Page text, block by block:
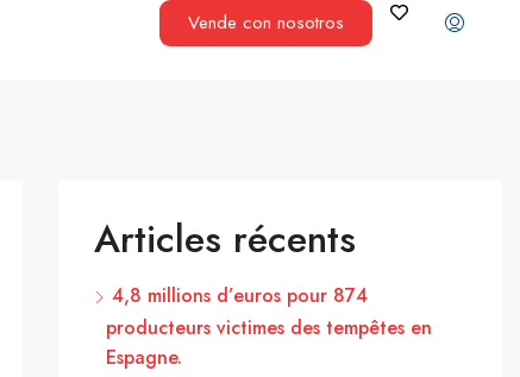
Vende con nosotros
Articles récents
4,8 millions d’euros pour 874
producteurs victimes des tempêtes en
Espagne.